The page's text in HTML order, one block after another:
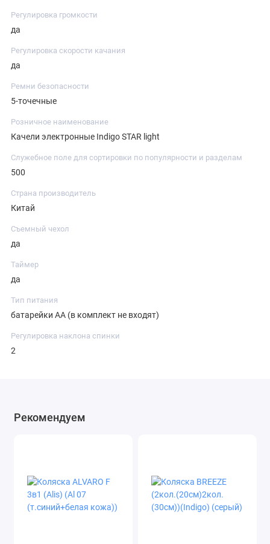
Регулировка громкости
да
Регулировка скорости качания
да
Ремни безопасности
5-точечные
Розничное наименование
Качели электронные Indigo STAR light
Служебное поле для сортировки по популярности и разделам
500
Страна производитель
Китай
Съемный чехол
да
Таймер
да
Тип питания
батарейки АА (в комплект не входят)
Регулировка наклона спинки
2
Рекомендуем